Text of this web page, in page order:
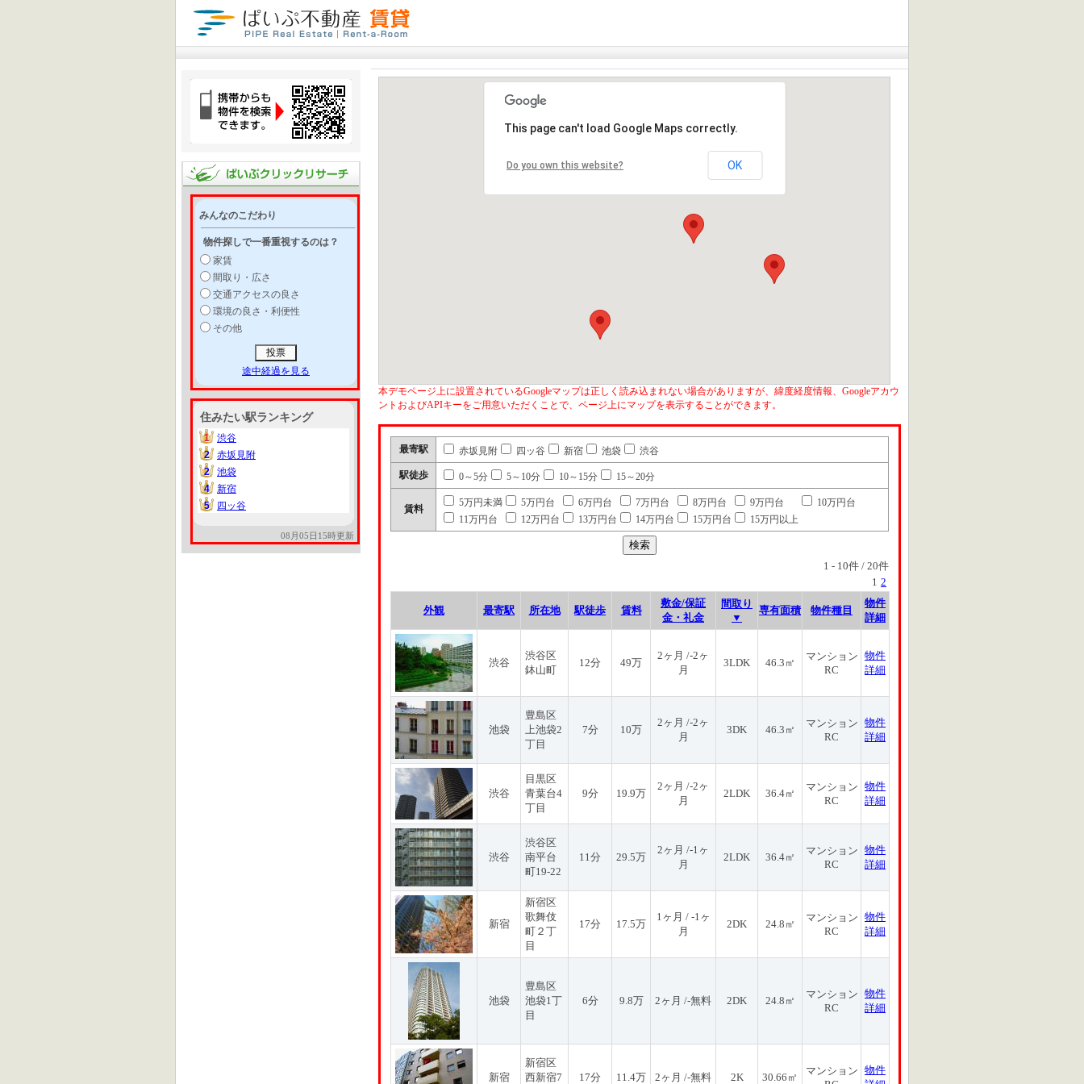
みんなのこだわり
物件探しで一番重視するのは？
家賃
間取り・広さ
交通アクセスの良さ
環境の良さ・利便性
その他
途中経過を見る
住みたい駅ランキング
1
1
渋谷
2
2
赤坂見附
2
2
池袋
4
4
新宿
5
5 四ッ谷
08月05日15時更新
This page can't load Google Maps correctly.
Do you own this website? OK
本デモページ上に設置されているGoogleマップは正しく読み込まれない場合がありますが、緯度経度情報、Googleアカウ
ントおよびAPIキーをご用意いただくことで、ページ上にマップを表示することができます。
最寄駅 赤坂見附 四ッ谷 新宿 池袋 渋谷
駅徒歩 0～5分 5～10分 10～15分 15～20分
賃料
5万円未満 5万円台 6万円台 7万円台 8万円台 9万円台
10万円台
11万円台
12万円台 13万円台 14万円台 15万円台 15万円以上
1 - 10件 / 20件
1 2
外観 最寄駅 所在地 駅徒歩 賃料
敷金/保証
金・礼金
間取り
▼
専有面積 物件種目
物件
詳細
渋谷
渋谷区
鉢山町
12分 49万
2ヶ月 /-2ヶ
月
3LDK 46.3㎡
マンション
RC
物件
詳細
池袋
豊島区
上池袋2
丁目
7分 10万
2ヶ月 /-2ヶ
月
3DK 46.3㎡
マンション
RC
物件
詳細
渋谷
目黒区
青葉台4
丁目
9分 19.9万
2ヶ月 /-2ヶ
月
2LDK 36.4㎡
マンション
RC
物件
詳細
渋谷
渋谷区
南平台
町19-22
11分 29.5万
2ヶ月 /-1ヶ
月
2LDK 36.4㎡
マンション
RC
物件
詳細
新宿
新宿区
歌舞伎
町２丁
目
17分 17.5万
1ヶ月 / -1ヶ
月
2DK 24.8㎡
マンション
RC
物件
詳細
池袋
豊島区
池袋1丁
目
6分 9.8万 2ヶ月 /-無料 2DK 24.8㎡
マンション
RC
物件
詳細
新宿
新宿区
西新宿7
17分 11.4万 2ヶ月 /-無料 2K 30.66㎡
マンション 物件